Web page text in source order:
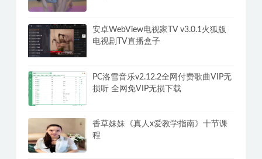
安卓WebView电视家TV v3.0.1火狐版
电视剧TV直播盒子
PC洛雪音乐v2.12.2全网付费歌曲VIP无
损听 全网免VIP无损下载
香草妹妹《真人x爱教学指南》十节课
程